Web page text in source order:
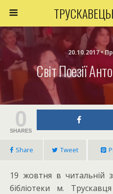
20.10.2017 •
Світ Поезії
0
SHARES
Share Tweet
19 жовтня в читальній
бібліотеки м.